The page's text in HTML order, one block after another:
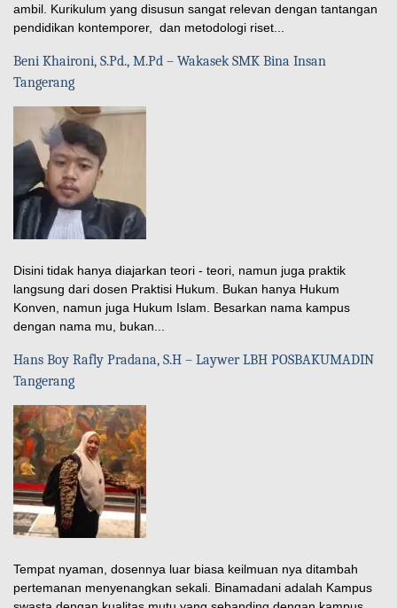
ambil. Kurikulum yang disusun sangat relevan dengan tantangan
pendidikan kontemporer, dan metodologi riset...
Beni Khaironi, S.Pd., M.Pd – Wakasek SMK Bina Insan
Tangerang
Disini tidak hanya diajarkan teori - teori, namun juga praktik
langsung dari dosen Praktisi Hukum. Bukan hanya Hukum
Konven, namun juga Hukum Islam. Besarkan nama kampus
dengan nama mu, bukan...
Hans Boy Rafly Pradana, S.H – Laywer LBH POSBAKUMADIN
Tangerang
Tempat nyaman, dosennya luar biasa keilmuan nya ditambah
pertemanan menyenangkan sekali. Binamadani adalah Kampus